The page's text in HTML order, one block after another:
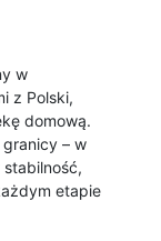
w
z Polski,
domową.
– w
etapie